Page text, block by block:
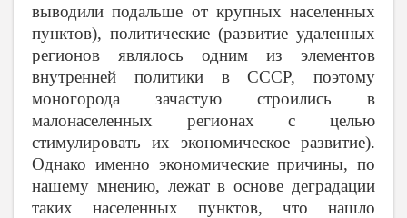
выводили подальше от крупных населенных
пунктов), политические (развитие удаленных
регионов являлось одним из элементов
внутренней политики в СССР, поэтому
моногорода зачастую строились в
малонаселенных регионах с целью
стимулировать их экономическое развитие).
Однако именно экономические причины, по
нашему мнению, лежат в основе деградации
таких населенных пунктов, что нашло